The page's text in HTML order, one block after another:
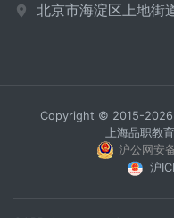
北京市海淀区上地街
沪公网安
沪
Copyright © 2015-2026
上海品职教